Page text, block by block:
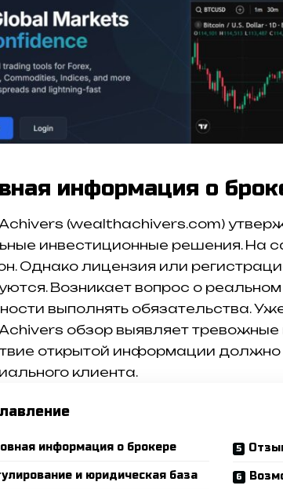
информация о
(wealthachivers.com)
инвестиционные решения. На
Однако лицензия или
Возникает вопрос о
выполнять обязательства.
обзор выявляет тревожные
открытой информации
клиента.
информация о брокере
и юридическая база